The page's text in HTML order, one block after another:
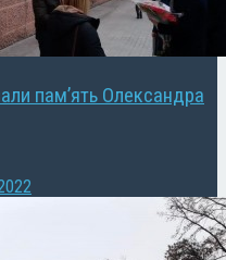
пам’ять Олександра